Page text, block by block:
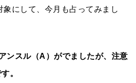
にして、今月も占ってみまし
ンスル（A）がでましたが、注意
。